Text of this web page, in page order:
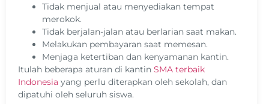
Tidak menjual atau menyediakan tempat
merokok.
Tidak berjalan-jalan atau berlarian saat makan.
Melakukan pembayaran saat memesan.
Menjaga ketertiban dan kenyamanan kantin.
Itulah beberapa aturan di kantin SMA terbaik
Indonesia yang perlu diterapkan oleh sekolah, dan
dipatuhi oleh seluruh siswa.